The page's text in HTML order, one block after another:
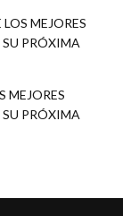
MEJORES
SU PRÓXIMA
MEJORES
SU PRÓXIMA